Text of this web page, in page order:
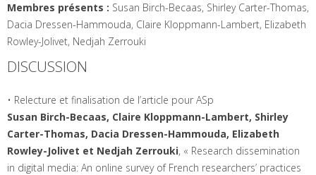
Membres présents : Susan Birch-Becaas, Shirley Carter-Thomas,
Dacia Dressen-Hammouda, Claire Kloppmann-Lambert, Elizabeth
Rowley-Jolivet, Nedjah Zerrouki
DISCUSSION
• Relecture et finalisation de l’article pour ASp
Susan Birch-Becaas, Claire Kloppmann-Lambert, Shirley
Carter-Thomas, Dacia Dressen-Hammouda, Elizabeth
Rowley-Jolivet et Nedjah Zerrouki, « Research dissemination
in digital media: An online survey of French researchers’ practices